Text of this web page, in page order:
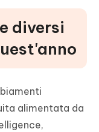
di
diversi
alimentata da